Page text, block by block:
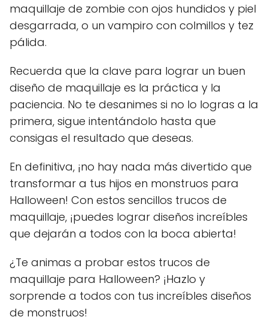
maquillaje de zombie con ojos hundidos y piel
desgarrada, o un vampiro con colmillos y tez
pálida.
Recuerda que la clave para lograr un buen
diseño de maquillaje es la práctica y la
paciencia. No te desanimes si no lo logras a la
primera, sigue intentándolo hasta que
consigas el resultado que deseas.
En definitiva, ¡no hay nada más divertido que
transformar a tus hijos en monstruos para
Halloween! Con estos sencillos trucos de
maquillaje, ¡puedes lograr diseños increíbles
que dejarán a todos con la boca abierta!
¿Te animas a probar estos trucos de
maquillaje para Halloween? ¡Hazlo y
sorprende a todos con tus increíbles diseños
de monstruos!